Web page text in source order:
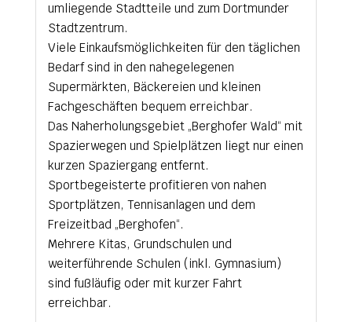
umliegende Stadtteile und zum Dortmunder
Stadtzentrum.
Viele Einkaufsmöglichkeiten für den täglichen
Bedarf sind in den nahegelegenen
Supermärkten, Bäckereien und kleinen
Fachgeschäften bequem erreichbar.
Das Naherholungsgebiet „Berghofer Wald“ mit
Spazierwegen und Spielplätzen liegt nur einen
kurzen Spaziergang entfernt.
Sportbegeisterte profitieren von nahen
Sportplätzen, Tennisanlagen und dem
Freizeitbad „Berghofen“.
Mehrere Kitas, Grundschulen und
weiterführende Schulen (inkl. Gymnasium)
sind fußläufig oder mit kurzer Fahrt
erreichbar.